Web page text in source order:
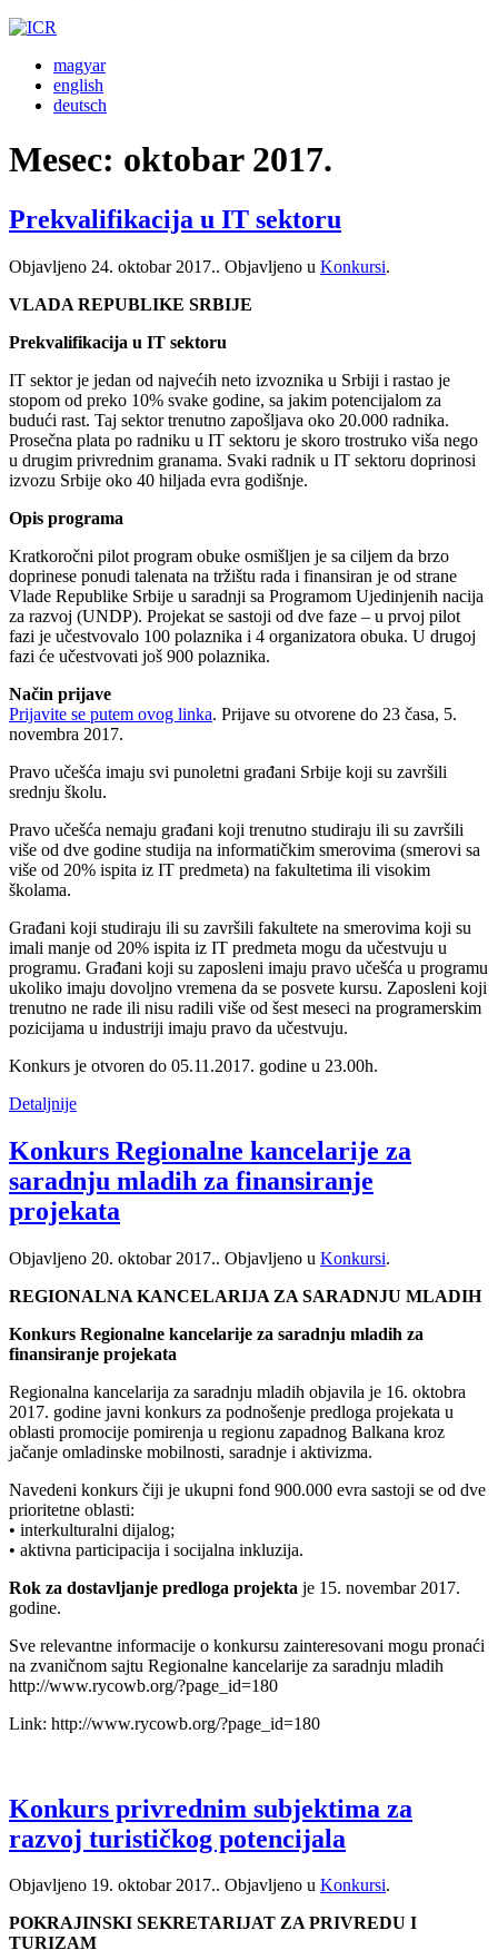
magyar
english
deutsch
Mesec: oktobar 2017.
Prekvalifikacija u IT sektoru
Objavljeno 24. oktobar 2017.. Objavljeno u Konkursi.
VLADA REPUBLIKE SRBIJE
Prekvalifikacija u IT sektoru
IT sektor je jedan od najvećih neto izvoznika u Srbiji i rastao je
stopom od preko 10% svake godine, sa jakim potencijalom za
budući rast. Taj sektor trenutno zapošljava oko 20.000 radnika.
Prosečna plata po radniku u IT sektoru je skoro trostruko viša nego
u drugim privrednim granama. Svaki radnik u IT sektoru doprinosi
izvozu Srbije oko 40 hiljada evra godišnje.
Opis programa
Kratkoročni pilot program obuke osmišljen je sa ciljem da brzo
doprinese ponudi talenata na tržištu rada i finansiran je od strane
Vlade Republike Srbije u saradnji sa Programom Ujedinjenih nacija
za razvoj (UNDP). Projekat se sastoji od dve faze – u prvoj pilot
fazi je učestvovalo 100 polaznika i 4 organizatora obuka. U drugoj
fazi će učestvovati još 900 polaznika.
Način prijave
Prijavite se putem ovog linka. Prijave su otvorene do 23 časa, 5.
novembra 2017.
Pravo učešća imaju svi punoletni građani Srbije koji su završili
srednju školu.
Pravo učešća nemaju građani koji trenutno studiraju ili su završili
više od dve godine studija na informatičkim smerovima (smerovi sa
više od 20% ispita iz IT predmeta) na fakultetima ili visokim
školama.
Građani koji studiraju ili su završili fakultete na smerovima koji su
imali manje od 20% ispita iz IT predmeta mogu da učestvuju u
programu. Građani koji su zaposleni imaju pravo učešća u programu
ukoliko imaju dovoljno vremena da se posvete kursu. Zaposleni koji
trenutno ne rade ili nisu radili više od šest meseci na programerskim
pozicijama u industriji imaju pravo da učestvuju.
Konkurs je otvoren do 05.11.2017. godine u 23.00h.
Detaljnije
Konkurs Regionalne kancelarije za
saradnju mladih za finansiranje
projekata
Objavljeno 20. oktobar 2017.. Objavljeno u Konkursi.
REGIONALNA KANCELARIJA ZA SARADNJU MLADIH
Konkurs Regionalne kancelarije za saradnju mladih za
finansiranje projekata
Regionalna kancelarija za saradnju mladih objavila je 16. oktobra
2017. godine javni konkurs za podnošenje predloga projekata u
oblasti promocije pomirenja u regionu zapadnog Balkana kroz
jačanje omladinske mobilnosti, saradnje i aktivizma.
Navedeni konkurs čiji je ukupni fond 900.000 evra sastoji se od dve
prioritetne oblasti:
• interkulturalni dijalog;
• aktivna participacija i socijalna inkluzija.
Rok za dostavljanje predloga projekta je 15. novembar 2017.
godine.
Sve relevantne informacije o konkursu zainteresovani mogu pronaći
na zvaničnom sajtu Regionalne kancelarije za saradnju mladih
http://www.rycowb.org/?page_id=180
Link: http://www.rycowb.org/?page_id=180
Konkurs privrednim subjektima za
razvoj turističkog potencijala
Objavljeno 19. oktobar 2017.. Objavljeno u Konkursi.
POKRAJINSKI SEKRETARIJAT ZA PRIVREDU I
TURIZAM